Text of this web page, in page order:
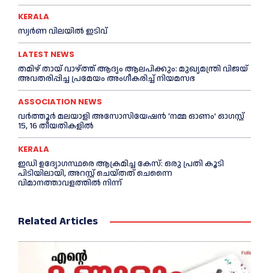
KERALA
സ്വ‍‍ർണ വിലയില്‍ ഇടിവ്
LATEST NEWS
തമിഴ് തായ് വാഴ്ത്ത് ആദ്യം ആലപിക്കും: മുഖ്യമന്ത്രി വിജയ്
അവതരിപ്പിച്ച പ്രമേയം അംഗീകരിച്ച്‌ നിയമസഭ
ASSOCIATION NEWS
വർത്തൂർ മലയാളി അസോസിയേഷന്‍ ‘നമ്മ ഓണം’ ഓഗസ്റ്റ്
15, 16 തീയതികളിൽ
KERALA
ഇഡി ഉദ്യോഗസ്ഥരെ ആക്രമിച്ച കേസ്: ഒരു പ്രതി കൂടി
പിടിയിലായി, അറസ്റ്റ് ചെയ്തത് ചെന്നൈ
വിമാനത്താവളത്തില്‍ നിന്ന്
Related Articles